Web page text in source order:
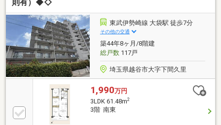
則有）◆◇
東武伊勢崎線 大袋駅 徒歩7分
その他の交通
築44年8ヶ月/8階建
総戸数117戸
埼玉県越谷市大字下間久里
1,990万円
3LDK 61.48m2
3階 南東